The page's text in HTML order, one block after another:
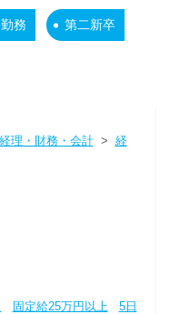
務 第二新卒
経理・財務・会計> 経
固定給25万円以上
5日